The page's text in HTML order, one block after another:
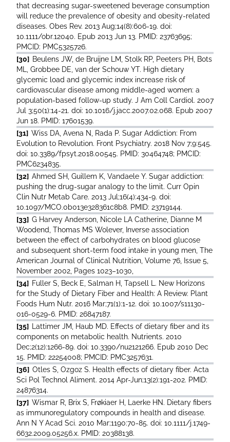
that decreasing sugar-sweetened beverage consumption
will reduce the prevalence of obesity and obesity-related
diseases. Obes Rev. 2013 Aug;14(8):606-19. doi:
10.1111/obr.12040. Epub 2013 Jun 13. PMID: 23763695;
PMCID: PMC5325726.
[30] Beulens JW, de Bruijne LM, Stolk RP, Peeters PH, Bots
ML, Grobbee DE, van der Schouw YT. High dietary
glycemic load and glycemic index increase risk of
cardiovascular disease among middle-aged women: a
population-based follow-up study. J Am Coll Cardiol. 2007
Jul 3;50(1):14-21. doi: 10.1016/j.jacc.2007.02.068. Epub 2007
Jun 18. PMID: 17601539.
[31] Wiss DA, Avena N, Rada P. Sugar Addiction: From
Evolution to Revolution. Front Psychiatry. 2018 Nov 7;9:545.
doi: 10.3389/fpsyt.2018.00545. PMID: 30464748; PMCID:
PMC6234835.
[32] Ahmed SH, Guillem K, Vandaele Y. Sugar addiction:
pushing the drug-sugar analogy to the limit. Curr Opin
Clin Nutr Metab Care. 2013 Jul;16(4):434-9. doi:
10.1097/MCO.0b013e328361c8b8. PMID: 23719144.
[33] G Harvey Anderson, Nicole LA Catherine, Dianne M
Woodend, Thomas MS Wolever, Inverse association
between the effect of carbohydrates on blood glucose
and subsequent short-term food intake in young men, The
American Journal of Clinical Nutrition, Volume 76, Issue 5,
November 2002, Pages 1023–1030,
[34] Fuller S, Beck E, Salman H, Tapsell L. New Horizons
for the Study of Dietary Fiber and Health: A Review. Plant
Foods Hum Nutr. 2016 Mar;71(1):1-12. doi: 10.1007/s11130-
016-0529-6. PMID: 26847187.
[35]
Lattimer JM, Haub MD. Effects of dietary fiber and its
components on metabolic health. Nutrients. 2010
Dec;2(12):1266-89. doi: 10.3390/nu2121266. Epub 2010 Dec
15. PMID: 22254008; PMCID: PMC3257631.
[36] Otles S, Ozgoz S. Health effects of dietary fiber. Acta
Sci Pol Technol Aliment. 2014 Apr-Jun;13(2):191-202. PMID:
24876314.
[37] Wismar R, Brix S, Frøkiaer H, Laerke HN. Dietary fibers
as immunoregulatory compounds in health and disease.
Ann N Y Acad Sci. 2010 Mar;1190:70-85. doi: 10.1111/j.1749-
6632.2009.05256.x. PMID: 20388138.